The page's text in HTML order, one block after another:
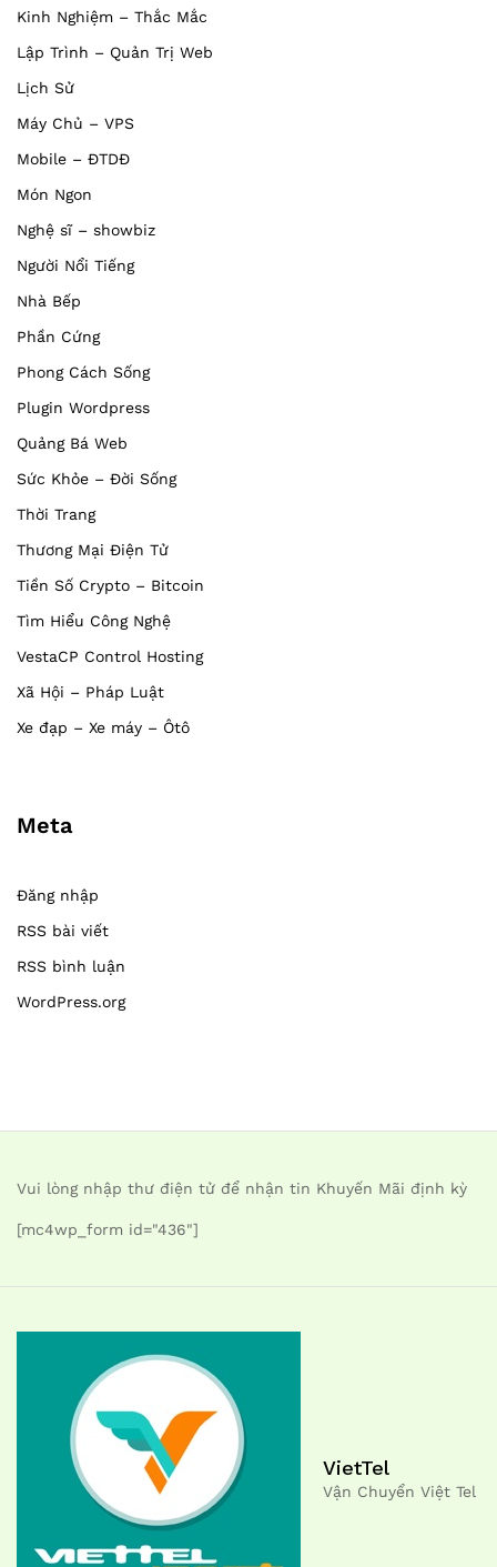
Kinh Nghiệm – Thắc Mắc
Lập Trình – Quản Trị Web
Lịch Sử
Máy Chủ – VPS
Mobile – ĐTDĐ
Món Ngon
Nghệ sĩ – showbiz
Người Nổi Tiếng
Nhà Bếp
Phần Cứng
Phong Cách Sống
Plugin Wordpress
Quảng Bá Web
Sức Khỏe – Đời Sống
Thời Trang
Thương Mại Điện Tử
Tiền Số Crypto – Bitcoin
Tìm Hiểu Công Nghệ
VestaCP Control Hosting
Xã Hội – Pháp Luật
Xe đạp – Xe máy – Ôtô
Meta
Đăng nhập
RSS bài viết
RSS bình luận
WordPress.org
Vui lòng nhập thư điện tử để nhận tin Khuyến Mãi định kỳ
[mc4wp_form id="436"]
VietTel
Vận Chuyển Việt Tel